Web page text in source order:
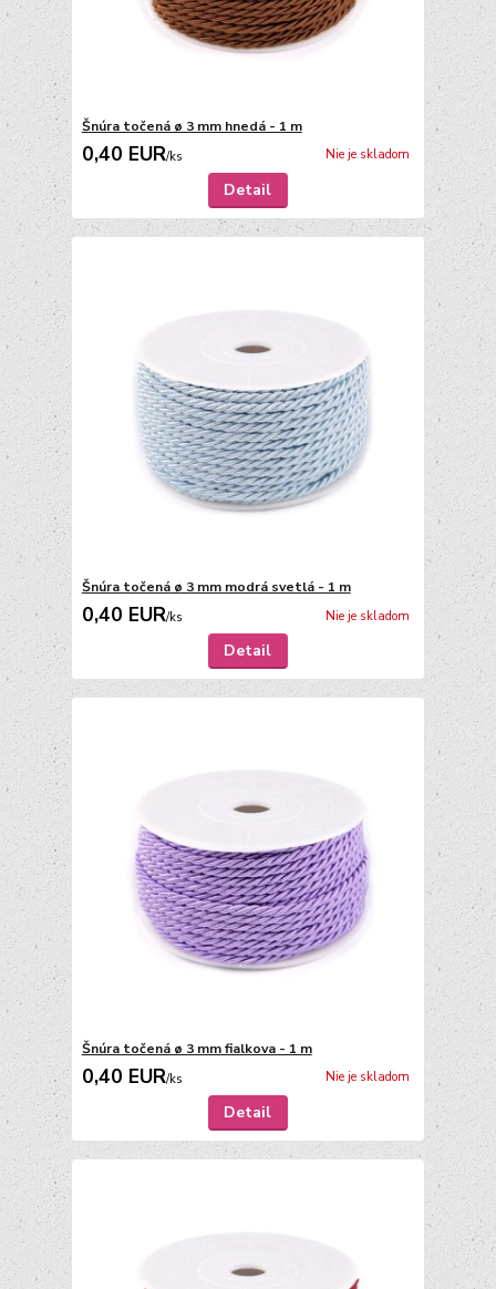
Šnúra točená ø 3 mm hnedá - 1 m
0,40 EUR/ks Nie je skladom
Detail
Šnúra točená ø 3 mm modrá svetlá - 1 m
0,40 EUR/ks Nie je skladom
Detail
Šnúra točená ø 3 mm fialkova - 1 m
0,40 EUR/ks Nie je skladom
Detail